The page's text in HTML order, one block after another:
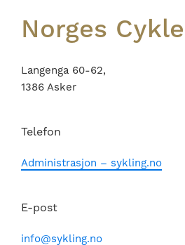
Norges
Langenga 60-62,
1386 Asker
Telefon
Administrasjon – sykling.no
E-post
info@sykling.no